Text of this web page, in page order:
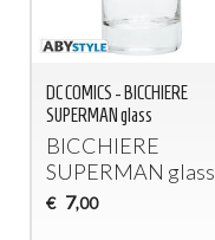
DC COMICS - BICCHIERE
SUPERMAN glass
BICCHIERE
SUPERMAN glass
€ 7,00